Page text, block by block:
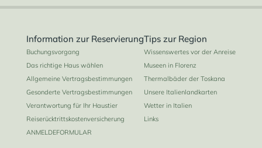
Information zur Reservierung
Buchungsvorgang
Das richtige Haus wählen
Allgemeine Vertragsbestimmungen
Gesonderte Vertragsbestimmungen
Verantwortung für Ihr Haustier
Reiserücktrittskostenversicherung
ANMELDEFORMULAR
Tips zur Region
Wissenswertes vor der Anreise
Museen in Florenz
Thermalbäder der Toskana
Unsere Italienlandkarten
Wetter in Italien
Links